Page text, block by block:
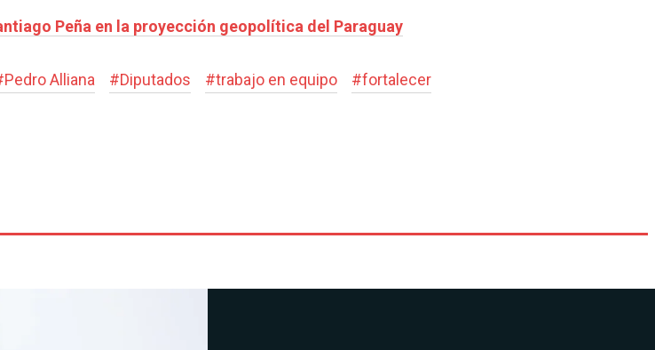
Peña en la proyección geopolítica del Paraguay
Pedro Alliana #Diputados #trabajo en equipo #fortalecer